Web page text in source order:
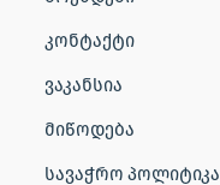
კონტაქტი
ვაკანსია
მიწოდება
სავაჭრო პოლიტიკა